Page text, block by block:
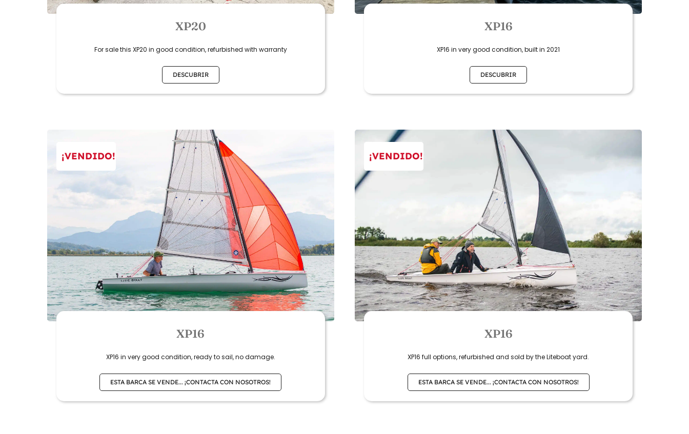
XP20
For sale this XP20 in good condition, refurbished with warranty
DESCUBRIR
XP16
XP16 in very good condition, built in 2021
DESCUBRIR
¡VENDIDO!
XP16
XP16 in very good condition, ready to sail, no damage.
ESTA BARCA SE VENDE... ¡CONTACTA CON NOSOTROS!
¡VENDIDO!
XP16
XP16 full options, refurbished and sold by the Liteboat yard.
ESTA BARCA SE VENDE... ¡CONTACTA CON NOSOTROS!